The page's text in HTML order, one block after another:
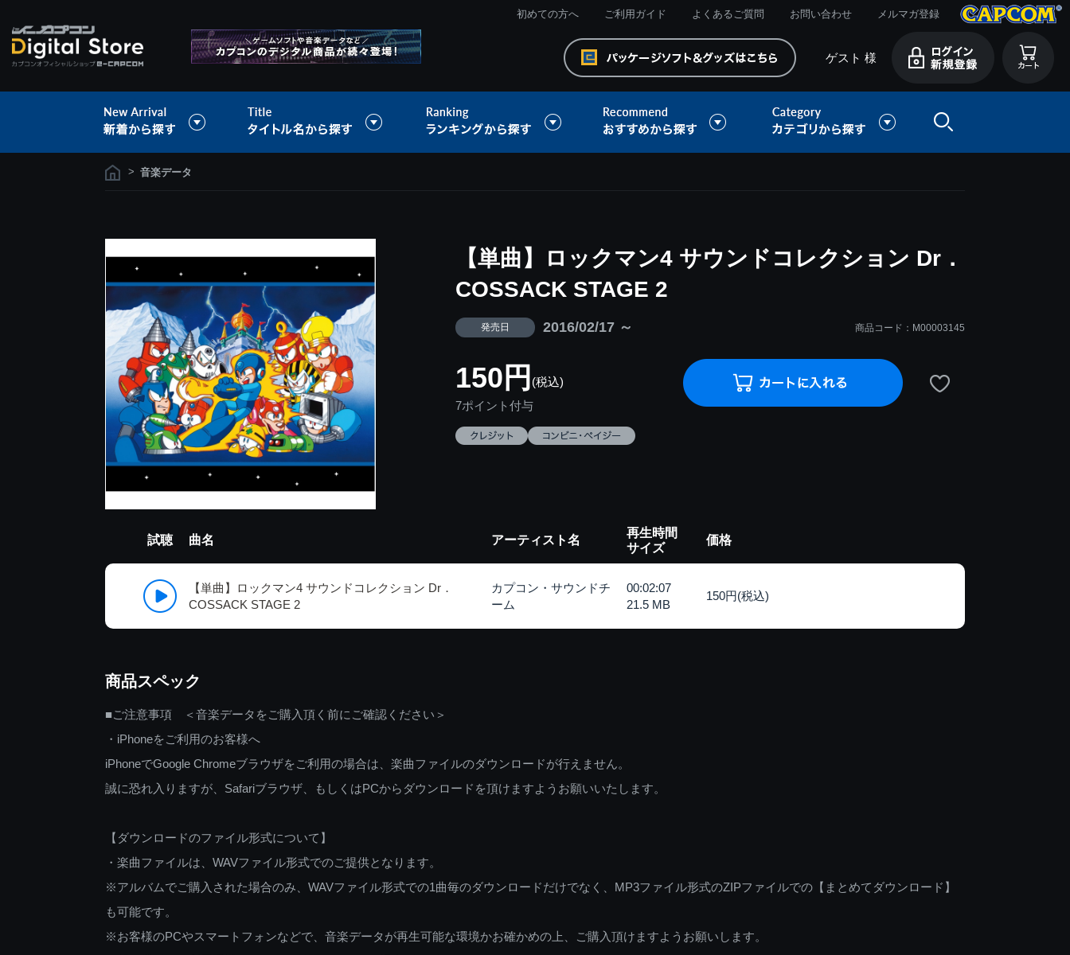
初めての方へ ご利用ガイド よくあるご質問 お問い合わせ メルマガ登録
ゲスト 様
> 音楽データ
【単曲】ロックマン4 サウンドコレクション Dr．
COSSACK STAGE 2
発売日 2016/02/17 ～ 商品コード：M00003145
150円 (税込)
7ポイント付与
試聴 曲名 アーティスト名
再生時間
サイズ
価格
【単曲】ロックマン4 サウンドコレクション Dr．
COSSACK STAGE 2
カプコン・サウンドチ
ーム
00:02:07
21.5 MB
150円(税込)
商品スペック
■ご注意事項 ＜音楽データをご購入頂く前にご確認ください＞
・iPhoneをご利用のお客様へ
iPhoneでGoogle Chromeブラウザをご利用の場合は、楽曲ファイルのダウンロードが行えません。
誠に恐れ入りますが、Safariブラウザ、もしくはPCからダウンロードを頂けますようお願いいたします。
【ダウンロードのファイル形式について】
・楽曲ファイルは、WAVファイル形式でのご提供となります。
※アルバムでご購入された場合のみ、WAVファイル形式での1曲毎のダウンロードだけでなく、MP3ファイル形式のZIPファイルでの【まとめてダウンロード】
も可能です。
※お客様のPCやスマートフォンなどで、音楽データが再生可能な環境かお確かめの上、ご購入頂けますようお願いします。